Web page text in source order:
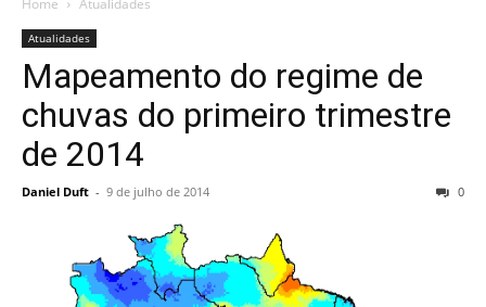
Home Atualidades
Atualidades
Mapeamento do regime de
chuvas do primeiro trimestre
de 2014
Daniel Duft - 9 de julho de 2014 0